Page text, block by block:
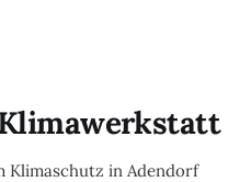
Klimaschutz in Adendorf